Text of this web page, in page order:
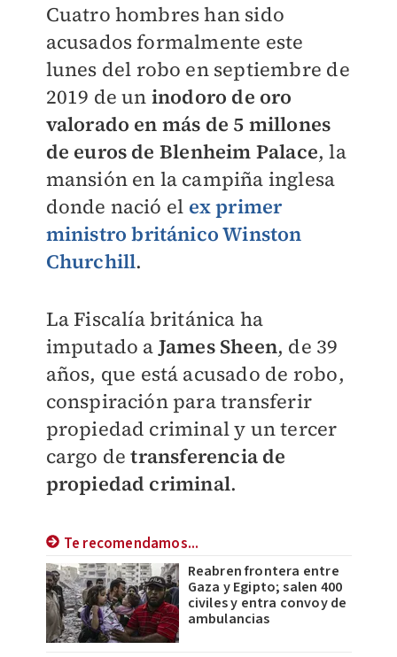
Cuatro hombres han sido
acusados formalmente este
lunes del robo en septiembre de
2019 de un inodoro de oro
valorado en más de 5 millones
de euros de Blenheim Palace, la
mansión en la campiña inglesa
donde nació el ex primer
ministro británico Winston
Churchill.
La Fiscalía británica ha
imputado a James Sheen, de 39
años, que está acusado de robo,
conspiración para transferir
propiedad criminal y un tercer
cargo detransferencia de
propiedad criminal.
Te recomendamos...
Reabren frontera entre
Gaza y Egipto; salen 400
civiles y entra convoy de
ambulancias